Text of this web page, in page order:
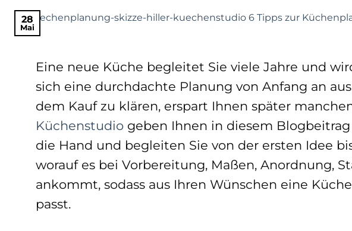
28
Mai
Eine neue Küche begleitet Sie viele Jahre und
sich eine durchdachte Planung von Anfang an
dem Kauf zu klären, erspart Ihnen später
Küchenstudio geben Ihnen in diesem
die Hand und begleiten Sie von der ersten Idee
worauf es bei Vorbereitung, Maßen, Anordnung,
ankommt, sodass aus Ihren Wünschen eine
passt.